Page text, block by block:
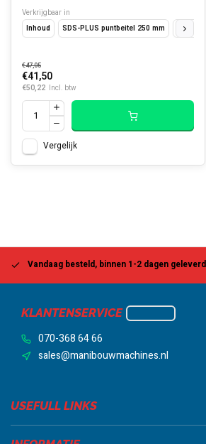
Verkrijgbaar in
Inhoud
SDS-PLUS puntbeitel 250 mm SDS-
€47,05
€41,50
€50,22 Incl. btw
Vergelijk
Vandaag besteld, binnen 1-2 dagen
KLANTENSERVICE
070-368 64 66
sales@manibouwmachines.nl
USEFULL LINKS